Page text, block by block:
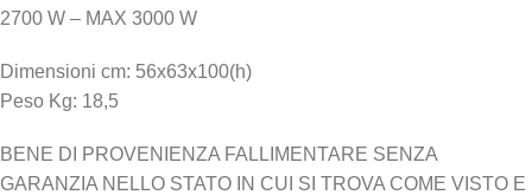
2700 W – MAX 3000 W
Dimensioni cm: 56x63x100(h)
Peso Kg: 18,5
BENE DI PROVENIENZA FALLIMENTARE SENZA
GARANZIA NELLO STATO IN CUI SI TROVA COME VISTO E